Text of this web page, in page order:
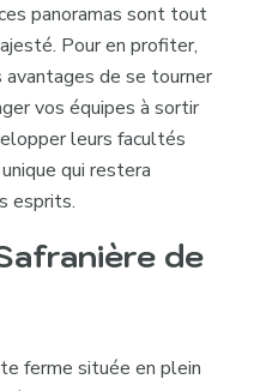
panoramas sont tout
Pour en profiter,
avantages de se tourner
vos équipes à sortir
leurs facultés
qui restera
esprits.
de
ferme située en plein